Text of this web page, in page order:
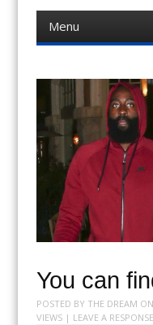
Menu
content
You can
POSTED BY THE DREAM ON
VIEWS | LEAVE A RESPONSE